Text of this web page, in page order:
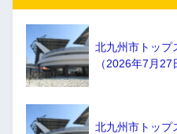
北九州市トップ
（2026年7月27
北九州市トップ